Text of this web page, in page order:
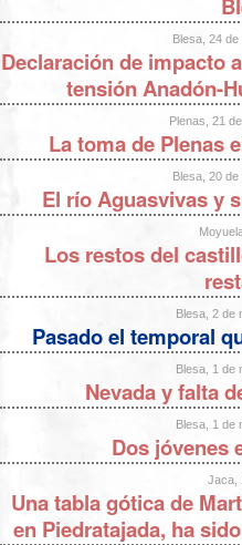
Blesa, 24
Declaración de impacto
tensión Anadón-
Plenas, 21
La toma de Plenas
Blesa, 20
El río Aguasvivas y
Los restos del
Blesa, 2 de
Pasado el temporal
Blesa, 1 de
Nevada y falta
Blesa, 1 de
Dos jóvenes
Jaca,
Una tabla gótica de
en Piedratajada, ha